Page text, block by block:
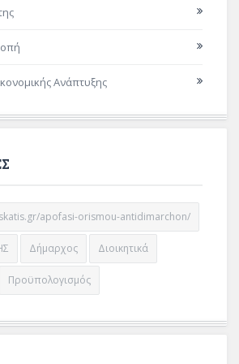
Ανάπτυξης
apofasi-orismou-antidimarchon/
Δήμαρχος Διοικητικά
Προϋπολογισμός